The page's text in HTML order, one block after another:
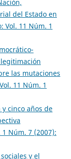
del Estado en
Vol. 11 Núm. 1
las mutaciones
11 Núm. 1
y cinco años de
Núm. 7 (2007):
y el